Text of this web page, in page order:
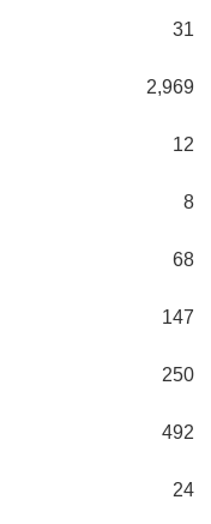
31
2,969
12
8
68
147
250
492
24